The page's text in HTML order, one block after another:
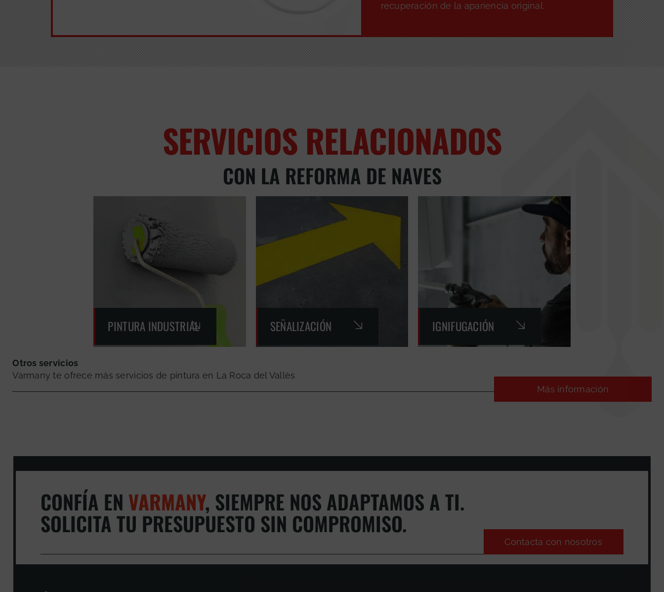
recuperación de la apariencia original.
SERVICIOS RELACIONADOS
CON LA REFORMA DE NAVES
PINTURA INDUSTRIAL SEÑALIZACIÓN IGNIFUGACIÓN
Otros servicios
Varmany te ofrece más servicios de pintura en La Roca del Vallès
Más información
CONFÍA EN VARMANY, SIEMPRE NOS ADAPTAMOS A TI.
SOLICITA TU PRESUPUESTO SIN COMPROMISO.
Contacta con nosotros